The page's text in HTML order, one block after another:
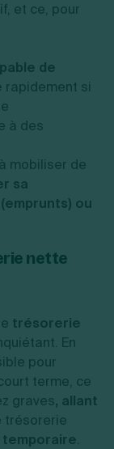
et ce, pour
de
rapidement si
à des
mobiliser de
sa
ou
nette
trésorerie
En
pour
terme, ce
graves, allant
trésorerie
.